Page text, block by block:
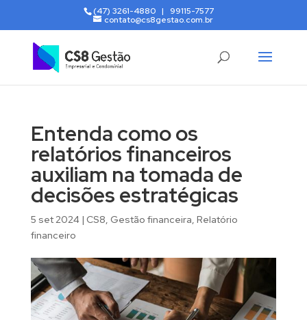
(47) 3261-4880 | 99115-7577
contato@cs8gestao.com.br
Entenda como os
relatórios financeiros
auxiliam na tomada de
decisões estratégicas
5 set 2024| CS8, Gestão financeira, Relatório
financeiro